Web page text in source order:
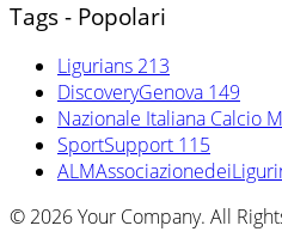
Tags - Popolari
Ligurians 213
DiscoveryGenova 149
Nazionale Italiana Calcio
SportSupport 115
© 2026 Your Company. All